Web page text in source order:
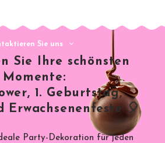
Sie uns
Sie Ihre schönsten
Momente:
1. Geburtstag,
Erwachsenenfeste 🎈
Party-Dekoration für jeden